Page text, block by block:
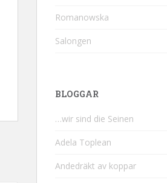
Romanowska
Salongen
BLOGGAR
…wir sind die Seinen
Adela Toplean
Andedräkt av koppar